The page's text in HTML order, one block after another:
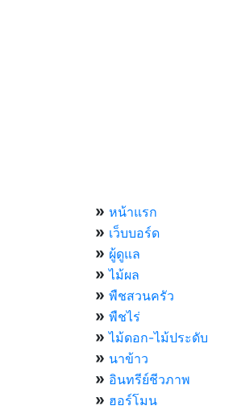
» หน้าแรก
» เว็บบอร์ด
» ผู้ดูแล
» ไม้ผล
» พืชสวนครัว
» พืชไร่
» ไม้ดอก-ไม้ประดับ
» นาข้าว
» อินทรีย์ชีวภาพ
» ฮอร์โมน